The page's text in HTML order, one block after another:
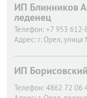
ИП Блинников
леденец
Телефон: +7 953 612-
Адрес: г. Орел, улица
ИП
Телефон: 4862 72 06